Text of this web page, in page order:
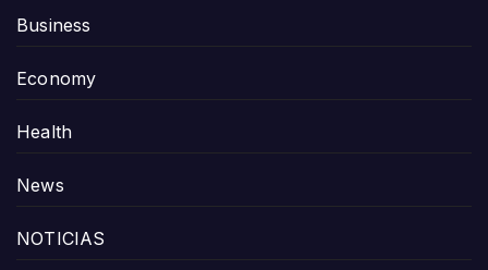
Business
Economy
Health
News
NOTICIAS